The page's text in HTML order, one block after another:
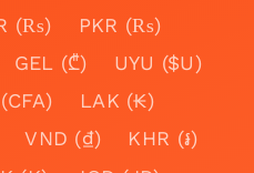
(₨)
PKR (₨)
GEL (₾)
UYU ($U)
LAK (₭)
VND (₫)
KHR (៛)